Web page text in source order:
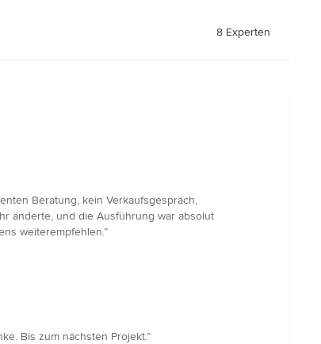
8 Experten
Beratung, kein Verkaufsgespräch,
änderte, und die Ausführung war absolut
weiterempfehlen.”
Bis zum nächsten Projekt.”